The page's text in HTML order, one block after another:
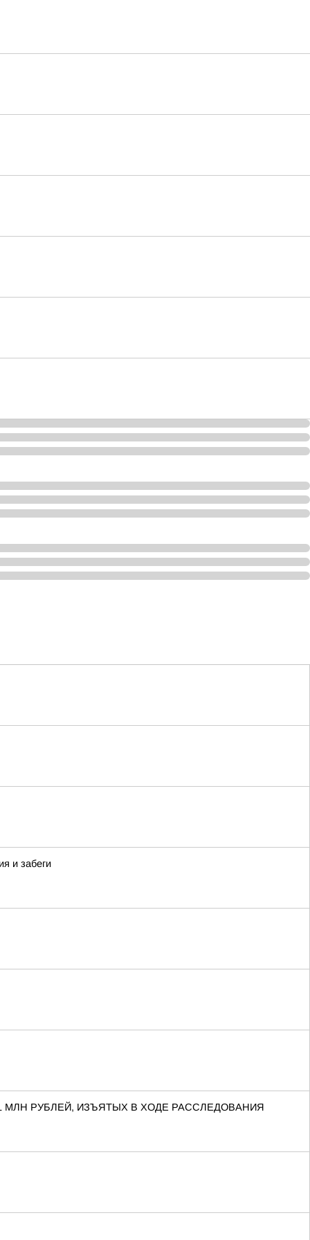
и забеги
МЛН РУБЛЕЙ, ИЗЪЯТЫХ В ХОДЕ РАССЛЕДОВАНИЯ